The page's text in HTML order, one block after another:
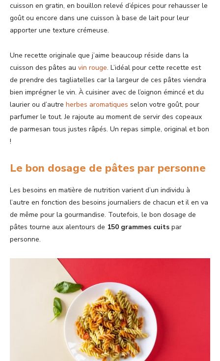
cuisson en gratin, en bouillon relevé d’épices pour rehausser le
goût ou encore dans une cuisson à base de lait pour leur
apporter une texture crémeuse.
Une recette originale que j’aime beaucoup réside dans la
cuisson des pâtes au vin rouge. L’idéal pour cette recette est
de prendre des tagliatelles car la largeur de ces pâtes viendra
bien imprégner le vin. À cuisiner avec de l’oignon émincé et du
laurier ou d’autre herbes aromatiques selon votre goût, pour
parfumer le tout. Je rajoute au moment de servir des copeaux
de parmesan tous justes râpés. Un repas simple, original et bon
!
Le bon dosage de pâtes par personne
Les besoins en matière de nutrition varient d’un individu à
l’autre en fonction des besoins journaliers de chacun et il en va
de même pour la gourmandise. Toutefois, le bon dosage de
pâtes tourne aux alentours de 150 grammes cuits par
personne.